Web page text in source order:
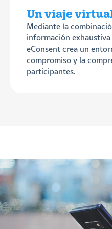
Un viaje
Mediante la
información
eConsent crea un
compromiso y la
participantes.